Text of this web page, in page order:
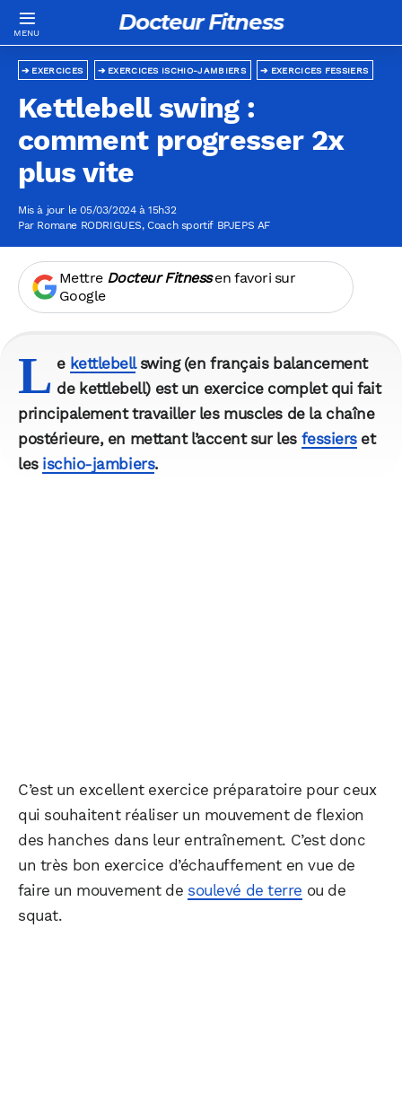
Docteur Fitness
EXERCICES FESSIERS
EXERCICES EXERCICES ISCHIO-JAMBIERS
Kettlebell swing :
comment progresser 2x
plus vite
Mis à jour le 05/03/2024 à 15h32
Par Romane RODRIGUES, Coach sportif BPJEPS AF
Mettre Docteur Fitnessen favori sur
Google
L e kettlebellswing(en français balancement
de kettlebell) est un exercice complet qui fait
principalement travailler les muscles de la chaîne
postérieure, en mettant l’accent sur les fessierset
les ischio-jambiers.
C’est un excellent exercice préparatoire pour ceux
qui souhaitent réaliser un mouvement de flexion
des hanches dans leur entraînement. C’est donc
un très bon exercice d’échauffement en vue de
faire un mouvement de soulevé de terre ou de
squat.